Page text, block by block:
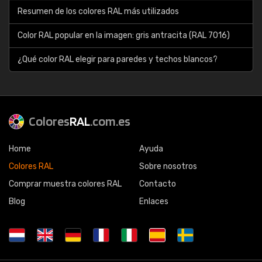
Resumen de los colores RAL más utilizados
Color RAL popular en la imagen: gris antracita (RAL 7016)
¿Qué color RAL elegir para paredes y techos blancos?
ColoresRAL.com.es
Home
Colores RAL
Comprar muestra colores RAL
Blog
Ayuda
Sobre nosotros
Contacto
Enlaces